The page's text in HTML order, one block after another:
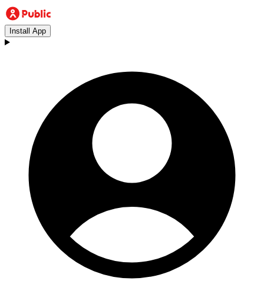
Install App